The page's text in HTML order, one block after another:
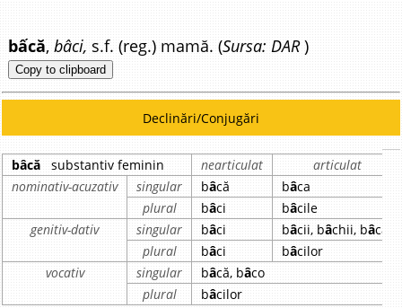
bấcă,bâci, s.f. (reg.) mamă. (Sursa: DAR)
Copy to clipboard
Declinări/Conjugări
bâcă substantiv feminin nearticulat
articulat
nominativ-acuzativ
singular bâcă bâca
plural
bâci bâcile
genitiv-dativ
singular bâci bâcii, bâchii, bâcăi
plural
bâci bâcilor
vocativ
singular bâcă, bâco
plural
bâcilor